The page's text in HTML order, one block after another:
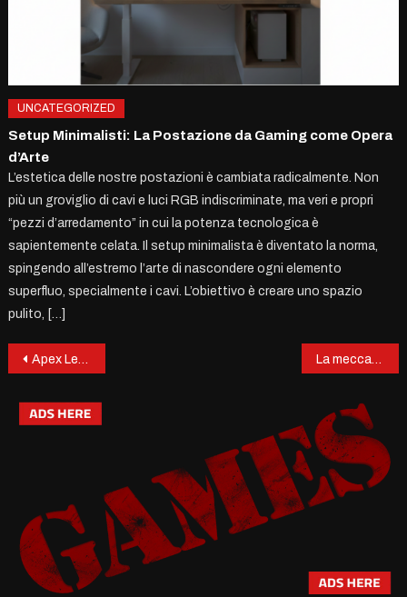
UNCATEGORIZED
Setup Minimalisti: La Postazione da Gaming come Opera
d’Arte
L’estetica delle nostre postazioni è cambiata radicalmente. Non
più un groviglio di cavi e luci RGB indiscriminate, ma veri e propri
“pezzi d’arredamento” in cui la potenza tecnologica è
sapientemente celata. Il setup minimalista è diventato la norma,
spingendo all’estremo l’arte di nascondere ogni elemento
superfluo, specialmente i cavi. L’obiettivo è creare uno spazio
pulito, […]
Post
navigation
Apex Legends: Battaglie Reali tra Leggende La meccanica del loop temporale nei videogiochi: un continuo ricominciare